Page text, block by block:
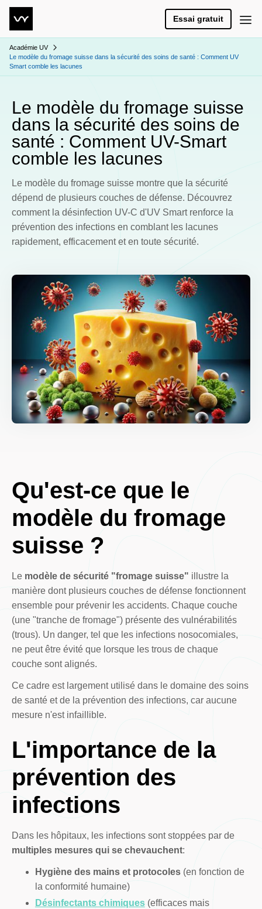
Essai gratuit
Académie UV
Le modèle du fromage suisse dans la sécurité des soins de santé : Comment UV
Smart comble les lacunes
Le modèle du fromage suisse
dans la sécurité des soins de
santé : Comment UV-Smart
comble les lacunes
Le modèle du fromage suisse montre que la sécurité
dépend de plusieurs couches de défense. Découvrez
comment la désinfection UV-C d'UV Smart renforce la
prévention des infections en comblant les lacunes
rapidement, efficacement et en toute sécurité.
Qu'est-ce que le
modèle du fromage
suisse ?
Le modèle de sécurité "fromage suisse" illustre la
manière dont plusieurs couches de défense fonctionnent
ensemble pour prévenir les accidents. Chaque couche
(une "tranche de fromage") présente des vulnérabilités
(trous). Un danger, tel que les infections nosocomiales,
ne peut être évité que lorsque les trous de chaque
couche sont alignés.
Ce cadre est largement utilisé dans le domaine des soins
de santé et de la prévention des infections, car aucune
mesure n'est infaillible.
L'importance de la
prévention des
infections
Dans les hôpitaux, les infections sont stoppées par de
multiples mesures qui se chevauchent:
Hygiène des mains et protocoles(en fonction de
la conformité humaine)
Désinfectants chimiques(efficaces mais